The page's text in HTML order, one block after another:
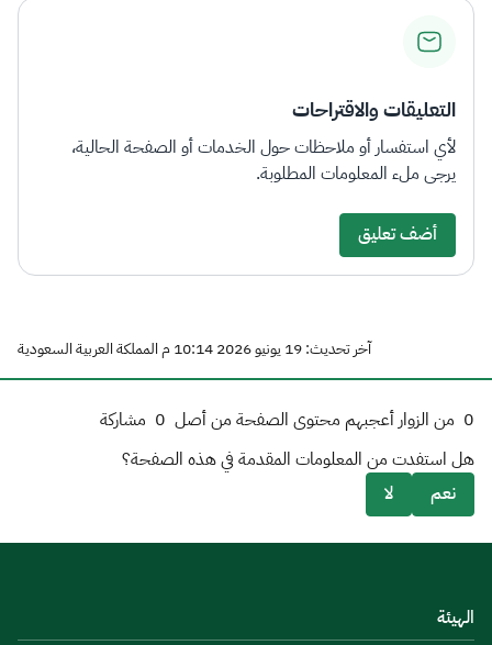
التعليقات والاقتراحات
لأي استفسار أو ملاحظات حول الخدمات أو الصفحة الحالية،
يرجى ملء المعلومات المطلوبة.
أضف تعليق
آخر تحديث: 19 يونيو 2026 10:14 م المملكة العربية السعودية
0 من الزوار أعجبهم محتوى الصفحة من أصل 0 مشاركة
هل استفدت من المعلومات المقدمة في هذه الصفحة؟
نعم
لا
الهيئة